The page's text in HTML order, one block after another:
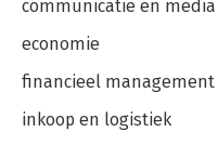
communicatie en media
economie
financieel management
inkoop en logistiek